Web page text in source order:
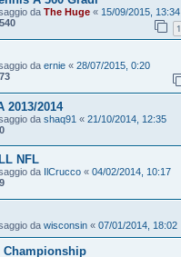
da The Huge « 15/09/2015, 13:34
1
da ernie « 28/07/2015, 0:20
2013/2014
da shaq91 « 21/10/2014, 12:35
NFL
da IlCrucco « 04/02/2014, 10:17
da wisconsin « 07/01/2014, 18:02
Championship